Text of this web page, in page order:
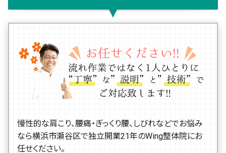
慢性的な肩こり、腰痛・ぎっくり腰、しびれなどでお悩み
なら横浜市瀬谷区で独立開業21年のWing整体院にお
任せください。